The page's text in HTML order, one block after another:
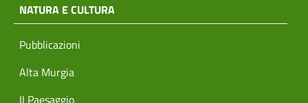
NATURA E CULTURA